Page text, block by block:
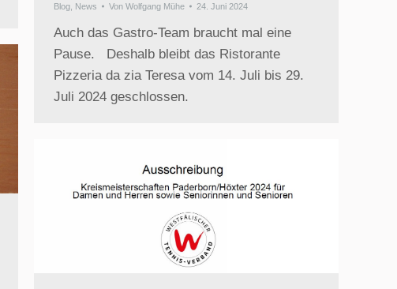
Blog, News Von Wolfgang Mühe 24. Juni 2024
Auch das Gastro-Team braucht mal eine
Pause. Deshalb bleibt das Ristorante
Pizzeria da zia Teresa vom 14. Juli bis 29.
Juli 2024 geschlossen.